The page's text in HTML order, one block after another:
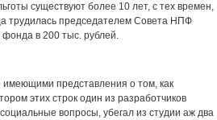
существуют более 10 лет, с тех времен,
трудилась председателем Совета НПФ
в 200 тыс. рублей.
представления о том, как
этих строк один из разработчиков
вопросы, убегал из студии аж два